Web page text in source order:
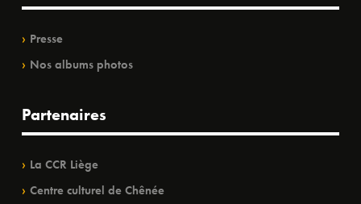
Presse
Nos albums photos
Partenaires
La CCR Liège
Centre culturel de Chênée